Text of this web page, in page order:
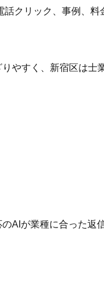
クリック、事例、
すく、新宿区は
AIが業種に合った